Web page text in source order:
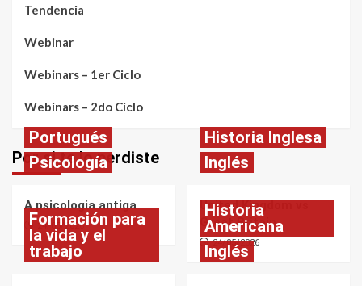
Tendencia
Webinar
Webinars – 1er Ciclo
Webinars – 2do Ciclo
Por si te lo perdiste
Portugués
Psicología
A psicologia antiga
24/05/2026
Historia Inglesa
Inglés
United Kingdom vs
Great Britain
24/05/2026
Formación para
la vida y el
trabajo
Historia
Americana
Inglés